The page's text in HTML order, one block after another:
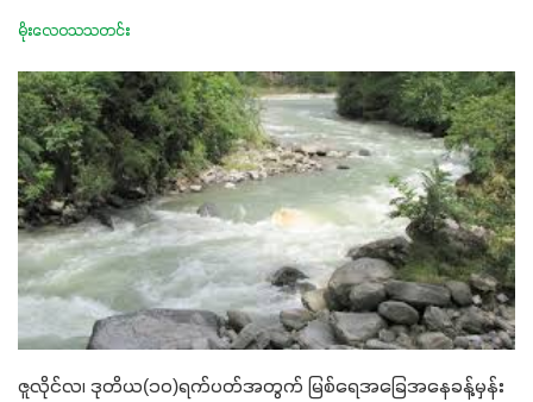
မိုးလေဝသသတင်း
ဇူလိုင်လ၊ ဒုတိယ(၁၀)ရက်ပတ်အတွက် မြစ်ရေအခြေအနေခန့်မှန်း